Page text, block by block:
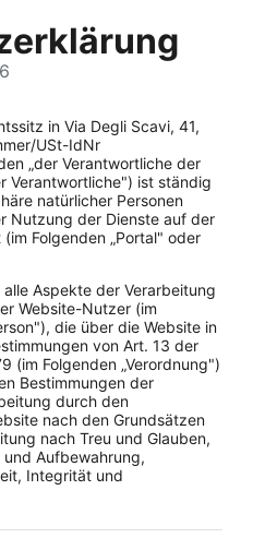
in Via Degli Scavi, 41,
USt-IdNr
„der Verantwortliche der
Verantwortliche") ist ständig
natürlicher Personen
Nutzung der Dienste auf der
Folgenden „Portal" oder
Aspekte der Verarbeitung
Website-Nutzer (im
die über die Website in
von Art. 13 der
(im Folgenden „Verordnung")
Bestimmungen der
durch den
nach den Grundsätzen
nach Treu und Glauben,
Aufbewahrung,
Integrität und